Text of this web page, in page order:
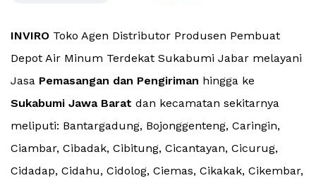
INVIRO Toko Agen Distributor Produsen Pembuat
Depot Air Minum Terdekat Sukabumi Jabar melayani
Jasa Pemasangan dan Pengiriman hingga ke
Sukabumi Jawa Barat dan kecamatan sekitarnya
meliputi: Bantargadung, Bojonggenteng, Caringin,
Ciambar, Cibadak, Cibitung, Cicantayan, Cicurug,
Cidadap, Cidahu, Cidolog, Ciemas, Cikakak, Cikembar,